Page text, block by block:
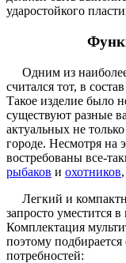
ударостойкого
Одним из наиболее
считался тот, в
Такое изделие было
существуют разные
актуальных не
городе. Несмотря на
востребованы все-
рыбаков и охотников
Легкий и
запросто уместится
Комплектация
поэтому
потребностей: